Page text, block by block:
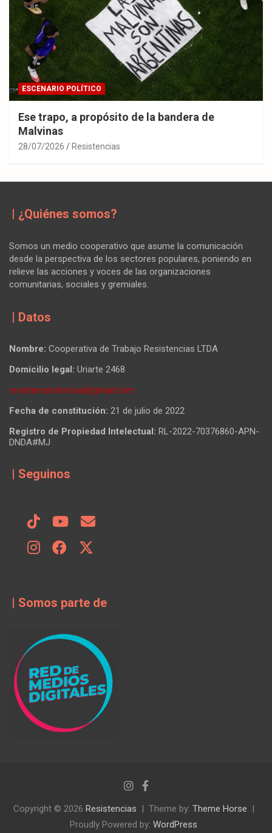
ESCENARIO POLÍTICO
Ese trapo, a propósito de la bandera de
Malvinas
28/07/2026 Resistencias
| ¿Quiénes somos?
Somos un medio cooperativo que asume la comunicación
desde la perspectiva de los sectores populares, poniendo en
relieve las acciones y voces de las organizaciones
comunitarias, sociales y gremiales.
| Datos
Nombre: Cooperativa de Trabajo Resistencias LTDA
Domicilio legal: Uriarte 2468
revistaresistencias@gmail.com
Fecha de constitución: 21 de julio de 2022
Registro de Propiedad Intelectual: RL-2022-70376860-APN-
DNDA#MJ
| Seguinos
| Somos parte de
Copyright © 2026 Resistencias Theme by: Theme Horse
Proudly Powered by: WordPress